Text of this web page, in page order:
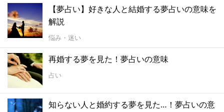
【夢占い】好きな人と結婚する夢占いの意味を
解説
悩み・迷い
再婚する夢を見た！夢占いの意味
占い
知らない人と婚約する夢を見た…！夢占いの意